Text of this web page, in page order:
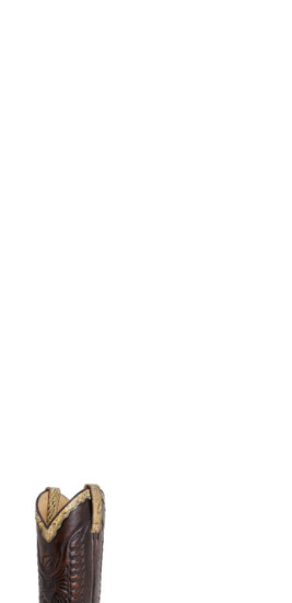
être choisies sur la page du
variations. Les options